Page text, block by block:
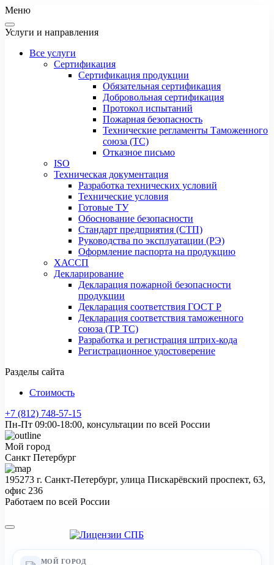
Меню
Услуги и направления
Все услуги
Сертификация
Сертификация продукции
Обязательная сертификация
Добровольная сертификация
Протокол испытаний
Пожарная безопасность
Технические регламенты Таможенного
союза (ТС)
Отказное письмо
ISO
Техническая документация
Разработка технических условий
Технические условия
Готовые ТУ
Обоснование безопасности
Стандарт предприятия (СТП)
Руководства по эксплуатации (РЭ)
Оформление паспорта на продукцию
ХАССП
Декларирование
Декларация пожарной безопасности
продукции
Декларация соответствия ГОСТ Р
Декларация соответствия таможенного
союза (ТР ТС)
Разработка и регистрация штрих-кода
Регистрационное удостоверение
Разделы сайта
Стоимость
+7 (812) 748-57-15
Пн-Пт 09:00-18:00, консультации по всей России
Мой город
Санкт Петербург
195273 г. Санкт-Петербург, улица Пискарёвский проспект, 63,
офис 236
Работаем по всей России
МОЙ ГОРОД